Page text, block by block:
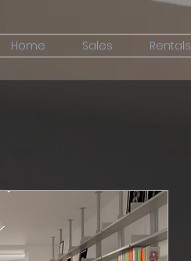
Home Sales Rentals